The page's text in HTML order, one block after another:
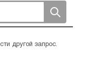
другой запрос.